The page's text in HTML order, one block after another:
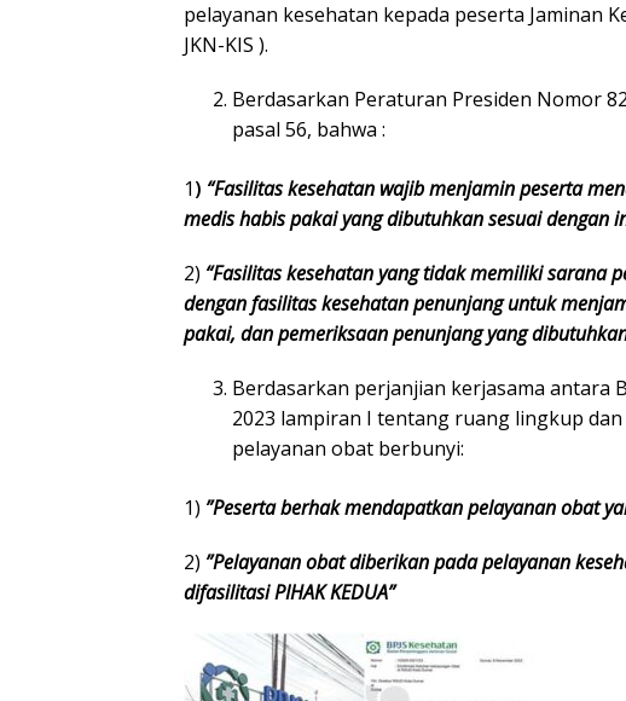
pelayanan kesehatan kepada peserta Jaminan
JKN-KIS ).
Berdasarkan Peraturan Presiden Nomor
pasal 56, bahwa :
1) “Fasilitas kesehatan wajib menjamin peserta
medis habis pakai yang dibutuhkan sesuai dengan
2) “Fasilitas kesehatan yang tidak memiliki sarana
dengan fasilitas kesehatan penunjang untuk
pakai, dan pemeriksaan penunjang yang
Berdasarkan perjanjian kerjasama antara
2023 lampiran I tentang ruang lingkup
pelayanan obat berbunyi:
1) ”Peserta berhak mendapatkan pelayanan obat
2) ”Pelayanan obat diberikan pada pelayanan
difasilitasi PIHAK KEDUA”